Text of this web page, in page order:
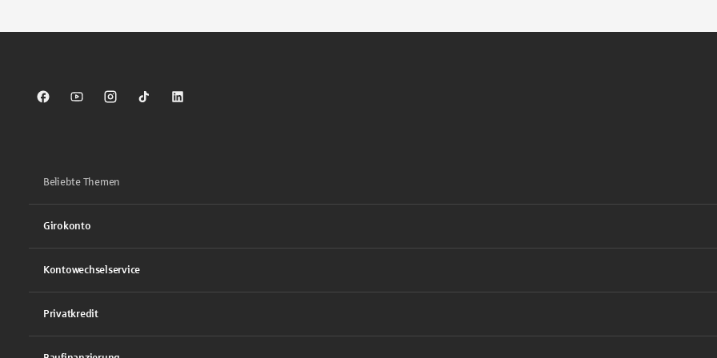
Sparkasse auf Facebook
Sparkasse auf Youtube
Sparkasse auf Instagram
Sparkasse auf TikTok
Sparkasse auf LinkedIn
Beliebte Themen
Girokonto
Kontowechselservice
Privatkredit